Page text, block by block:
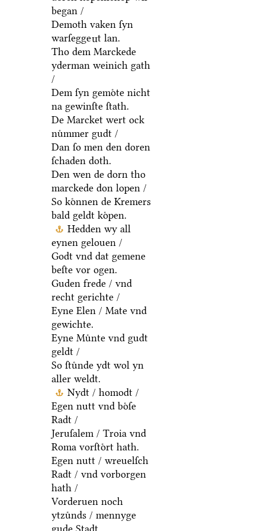
began /
Demoth vaken ſyn
warſeggent lan.
Tho dem Marckede
yderman weinich gath
/
Dem ſyn gemoͤte nicht
na gewinſte ſtath.
De Marcket wert ock
nuͦmmer gudt /
Dan ſo men den doren
ſchaden doth.
Den wen de dorn tho
marckede don lopen /
So koͤnnen de Kremers
bald geldt koͤpen.
Hedden wy all
eynen gelouen /
Godt vnd dat gemene
beſte vor ogen.
Guden frede / vnd
recht gerichte /
Eyne Elen / Mate vnd
gewichte.
Eyne Muͤnte vnd gudt
geldt /
So ſtuͤnde ydt wol yn
aller weldt.
Nydt / homodt /
Egen nutt vnd boͤſe
Radt /
Jeruſalem / Troia vnd
Roma vorſtoͤrt hath.
Egen nutt / wreuelſch
Radt / vnd vorborgen
hath /
Vorderuen noch
ytzuͤnds / mennyge